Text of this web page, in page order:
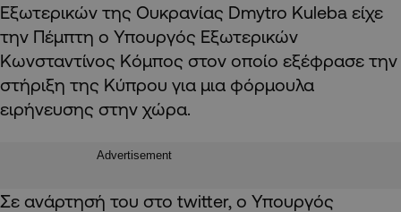
Εξωτερικών της Ουκρανίας Dmytro Kuleba είχε
την Πέμπτη ο Υπουργός Εξωτερικών
Κωνσταντίνος Κόμπος στον οποίο εξέφρασε την
στήριξη της Κύπρου για μια φόρμουλα
ειρήνευσης στην χώρα.
Advertisement
Σε ανάρτησή του στο twitter, o Υπουργός